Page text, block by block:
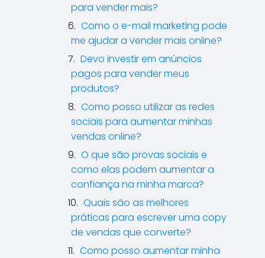
para vender mais?
Como o e-mail marketing pode
me ajudar a vender mais online?
Devo investir em anúncios
pagos para vender meus
produtos?
Como posso utilizar as redes
sociais para aumentar minhas
vendas online?
O que são provas sociais e
como elas podem aumentar a
confiança na minha marca?
Quais são as melhores
práticas para escrever uma copy
de vendas que converte?
Como posso aumentar minha